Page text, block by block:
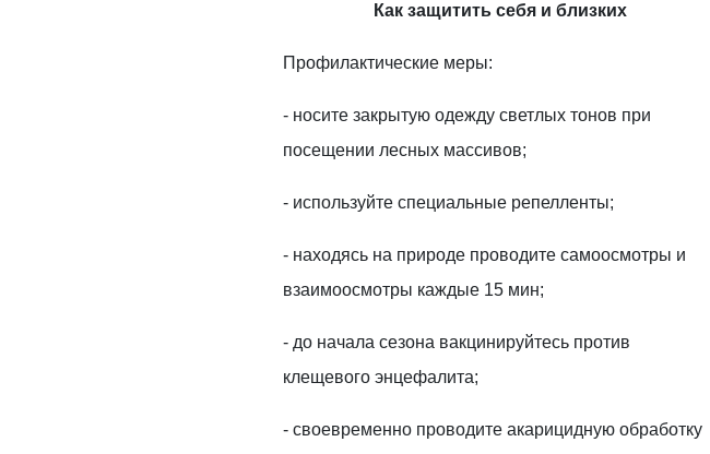
Как защитить себя и близких
Профилактические меры:
- носите закрытую одежду светлых тонов при
посещении лесных массивов;
- используйте специальные репелленты;
- находясь на природе проводите самоосмотры и
взаимоосмотры каждые 15 мин;
- до начала сезона вакцинируйтесь против
клещевого энцефалита;
- своевременно проводите акарицидную обработку